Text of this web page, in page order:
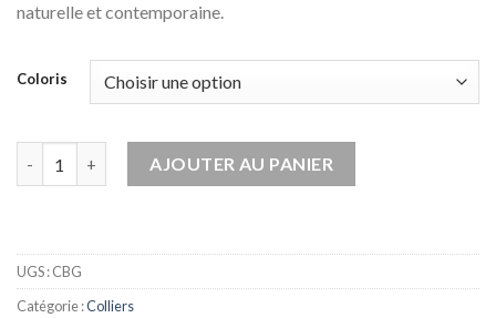
naturelle et contemporaine.
Coloris
AJOUTER AU PANIER
UGS :CBG
Catégorie :Colliers